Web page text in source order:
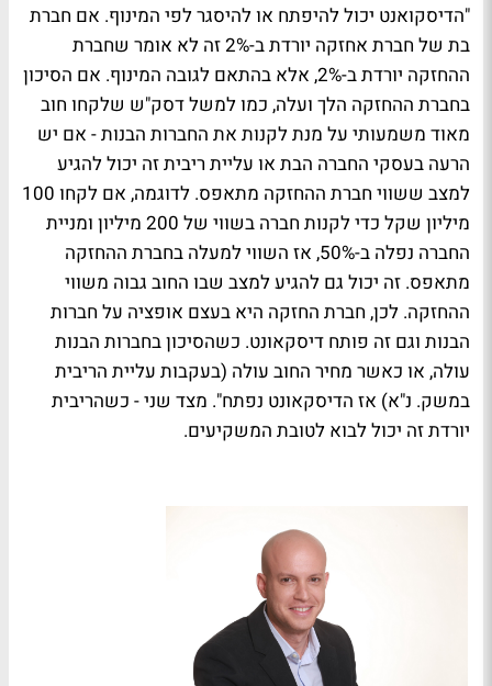
"הדיסקואנט יכול להיפתח או להיסגר לפי המינוף. אם חברת
בת של חברת אחזקה יורדת ב-2% זה לא אומר שחברת
ההחזקה יורדת ב-2%, אלא בהתאם לגובה המינוף. אם הסיכון
בחברת ההחזקה הלך ועלה, כמו למשל דסק"ש שלקחו חוב
מאוד משמעותי על מנת לקנות את החברות הבנות - אם יש
הרעה בעסקי החברה הבת או עליית ריבית זה יכול להגיע
למצב ששווי חברת ההחזקה מתאפס. לדוגמה, אם לקחו 100
מיליון שקל כדי לקנות חברה בשווי של 200 מיליון ומניית
החברה נפלה ב-50%, אז השווי למעלה בחברת ההחזקה
מתאפס. זה יכול גם להגיע למצב שבו החוב גבוה משווי
ההחזקה. לכן, חברת החזקה היא בעצם אופציה על חברות
הבנות וגם זה פותח דיסקאונט. כשהסיכון בחברות הבנות
עולה, או כאשר מחיר החוב עולה (בעקבות עליית הריבית
במשק. נ"א) אז הדיסקאונט נפתח". מצד שני - כשהריבית
יורדת זה יכול לבוא לטובת המשקיעים.